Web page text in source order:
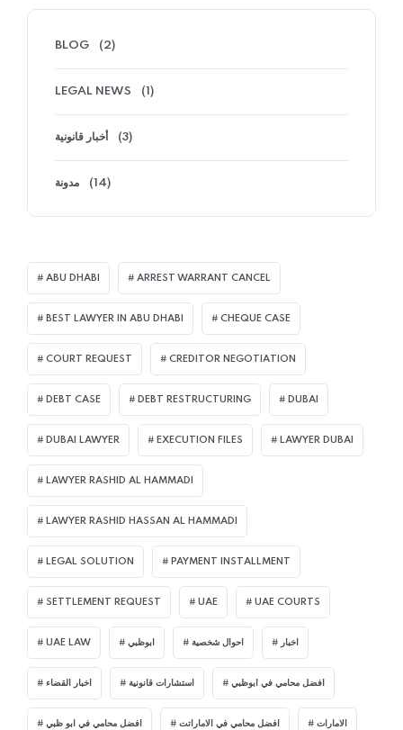
BLOG (2)
LEGAL NEWS (1)
أخبار قانونية (3)
مدونة (14)
ABU DHABI ARREST WARRANT CANCEL
BEST LAWYER IN ABU DHABI CHEQUE CASE
COURT REQUEST CREDITOR NEGOTIATION
DEBT CASE DEBT RESTRUCTURING DUBAI
DUBAI LAWYER EXECUTION FILES LAWYER DUBAI
LAWYER RASHID AL HAMMADI
LAWYER RASHID HASSAN AL HAMMADI
LEGAL SOLUTION PAYMENT INSTALLMENT
SETTLEMENT REQUEST UAE UAE COURTS
UAE LAW ابوظبي احوال شخصية اخبار
اخبار القضاء استشارات قانونية افضل محامي في ابوظبي
افضل محامي في ابو ظبي افضل محامي في الاماراتت الامارات